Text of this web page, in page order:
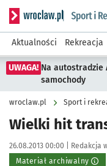
Serwis informacyjny
Aktualności Rekreacja
UWAGA! Na autostradzie
samochody
wroclaw.pl Sport i
Wielki hit
Data publikacji:
26.08.2013 00:00 | Autor:
Redakcja
Materiał archiwalny